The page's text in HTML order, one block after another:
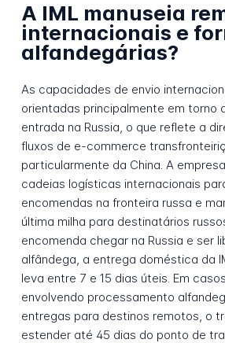
A IML manuseia
internacionais e
alfandegárias?
As capacidades de envio
orientadas principalmente em torno
entrada na Russia, o que reflete a
fluxos de e-commerce
particularmente da China. A
cadeias logísticas internacionais
encomendas na fronteira russa e
última milha para destinatários
encomenda chegar na Russia e ser
alfândega, a entrega doméstica da
leva entre 7 e 15 dias úteis. Em
envolvendo processamento
entregas para destinos remotos, o
estender até 45 dias do ponto de